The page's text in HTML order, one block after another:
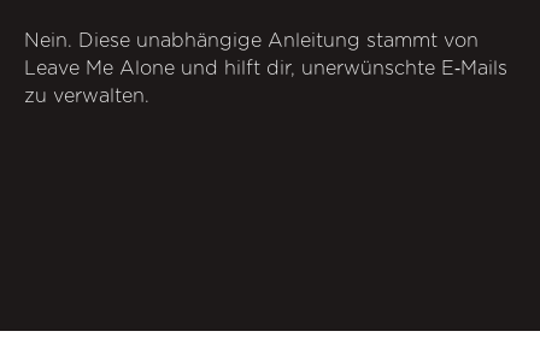
Nein. Diese unabhängige Anleitung stammt von
Leave Me Alone und hilft dir, unerwünschte E‑Mails
zu verwalten.